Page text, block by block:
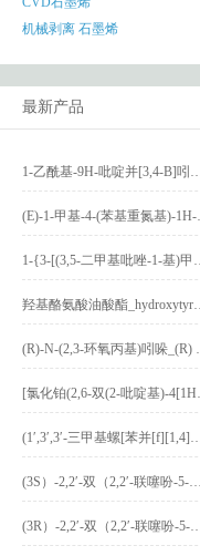
机械剥离 石墨烯
最新产品